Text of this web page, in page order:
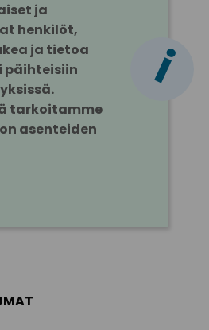
ja
henkilöt,
ja tietoa
päihteisiin
tarkoitamme
asenteiden
i